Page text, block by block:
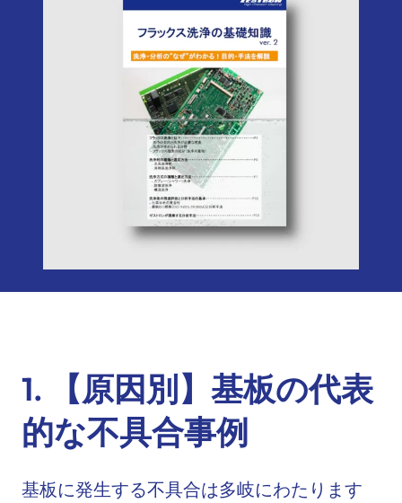
1.
【原因別】基板の代表
的な不具合事例
基板に発生する不具合は多岐にわたります